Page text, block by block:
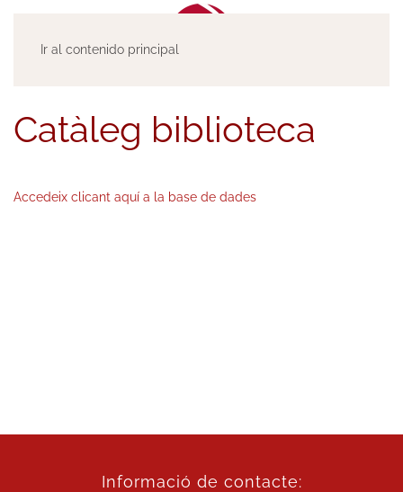
Ir al contenido principal
Catàleg biblioteca
Accedeix clicant aquí a la base de dades
Informació de contacte: